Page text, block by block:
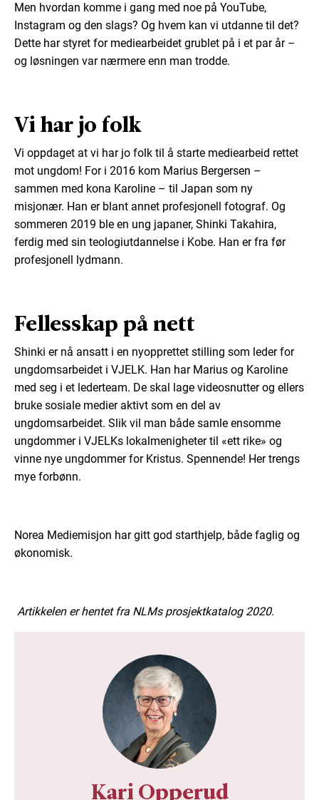
Men hvordan komme i gang med noe på YouTube,
Instagram og den slags? Og hvem kan vi utdanne til det?
Dette har styret for mediearbeidet grublet på i et par år –
og løsningen var nærmere enn man trodde.
Vi har jo folk
Vi oppdaget at vi har jo folk til å starte mediearbeid rettet
mot ungdom! For i 2016 kom Marius Bergersen –
sammen med kona Karoline – til Japan som ny
misjonær. Han er blant annet profesjonell fotograf. Og
sommeren 2019 ble en ung japaner, Shinki Takahira,
ferdig med sin teologiutdannelse i Kobe. Han er fra før
profesjonell lydmann.
Fellesskap på nett
Shinki er nå ansatt i en nyopprettet stilling som leder for
ungdomsarbeidet i VJELK. Han har Marius og Karoline
med seg i et lederteam. De skal lage videosnutter og ellers
bruke sosiale medier aktivt som en del av
ungdomsarbeidet. Slik vil man både samle ensomme
ungdommer i VJELKs lokalmenigheter til «ett rike» og
vinne nye ungdommer for Kristus. Spennende! Her trengs
mye forbønn.
Norea Mediemisjon har gitt god starthjelp, både faglig og
økonomisk.
Artikkelen er hentet fra NLMs prosjektkatalog 2020.
Kari Opperud